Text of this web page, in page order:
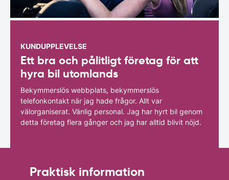
KUNDUPPLEVELSE
Ett bra och pålitligt företag för att
hyra bil utomlands
Bekymmerslös webbplats, bekymmerslös
telefonkontakt när jag hade frågor. Allt var
välorganiserat. Vänlig personal. Jag har hyrt bil genom
detta företag flera gånger och jag har alltid blivit nöjd.
Praktisk information